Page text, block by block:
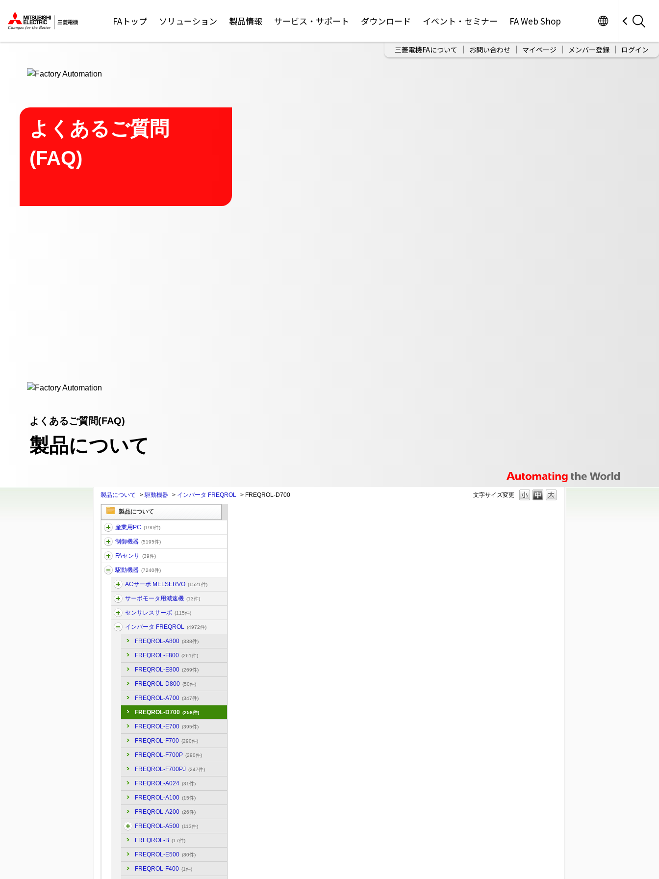
FAトップ ソリューション 製品情報 サービス・サポート ダウンロード イベント・セミナー FA Web Shop
三菱電機FAについて お問い合わせ マイページ メンバー登録 ログイン
よくあるご質問
(FAQ)
よくあるご質問(FAQ)
製品について
文字サイズ変更
製品について >駆動機器 > インバータ FREQROL > FREQROL-D700
製品について
産業用PC (190件)
制御機器 (5195件)
FAセンサ (39件)
駆動機器 (7240件)
ACサーボ MELSERVO (1521件)
サーボモータ用減速機 (13件)
センサレスサーボ (115件)
インバータ FREQROL (4972件)
FREQROL-A800 (338件)
FREQROL-F800 (261件)
FREQROL-E800 (269件)
FREQROL-D800 (50件)
FREQROL-A700 (347件)
FREQROL-D700 (258件)
FREQROL-E700 (395件)
FREQROL-F700 (290件)
FREQROL-F700P (290件)
FREQROL-F700PJ (247件)
FREQROL-A024 (31件)
FREQROL-A100 (15件)
FREQROL-A200 (26件)
FREQROL-A500 (113件)
FREQROL-B (17件)
FREQROL-E500 (80件)
FREQROL-F400 (1件)